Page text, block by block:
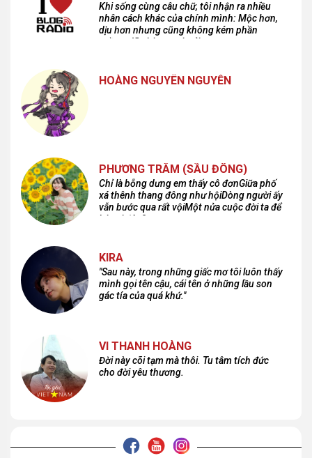
Khi sống cùng câu chữ, tôi nhận ra nhiều
nhân cách khác của chính mình: Mộc hơn,
dịu hơn nhưng cũng không kém phần
cuồng dã và hoang hoải...
HOÀNG NGUYÊN NGUYỄN
PHƯƠNG TRÂM (SẦU ĐÔNG)
Chỉ là bỗng dưng em thấy cô đơnGiữa phố
xá thênh thang đông như hộiDòng người ấy
vẫn bước qua rất vộiMột nửa cuộc đời ta để
lại nơi đâu?
KIRA
"Sau này, trong những giấc mơ tôi luôn thấy
mình gọi tên cậu, cái tên ở những lầu son
gác tía của quá khứ."
VI THANH HOÀNG
Đời này cõi tạm mà thôi. Tu tâm tích đức
cho đời yêu thương.